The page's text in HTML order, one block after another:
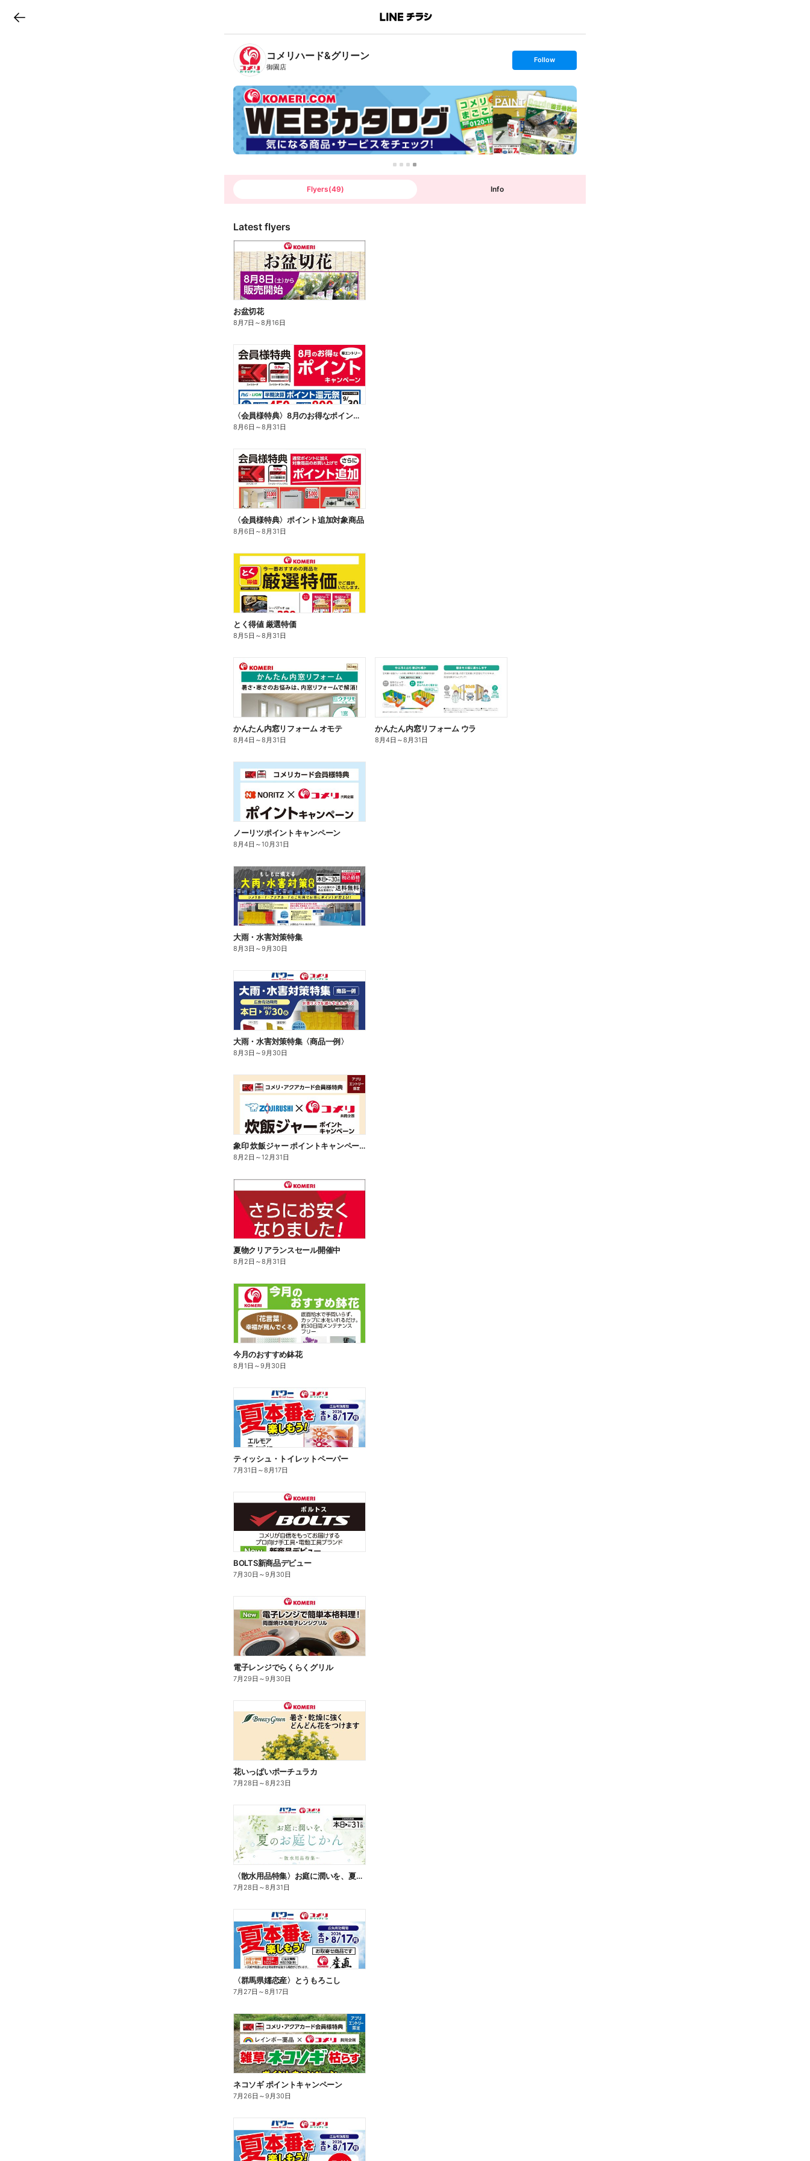
B
n
T
コメリハード&グリーン
御園店
s
t
o
l
l
o
w
Follow
Flyers(49) Info
Latest flyers
お盆切花
8月7日 ～8月16日
〈会員様特典〉8月のお得なポイントキャンペーン
8月6日 ～8月31日
〈会員様特典〉ポイント追加対象商品
8月6日 ～8月31日
とく得値 厳選特価
8月5日 ～8月31日
かんたん内窓リフォーム オモテ
8月4日 ～8月31日
かんたん内窓リフォーム ウラ
8月4日 ～8月31日
ノーリツポイントキャンペーン
8月4日 ～10月31日
大雨・水害対策特集
8月3日 ～9月30日
大雨・水害対策特集〈商品一例〉
8月3日 ～9月30日
象印 炊飯ジャー ポイントキャンペーン
8月2日 ～12月31日
夏物クリアランスセール開催中
8月2日 ～8月31日
今月のおすすめ鉢花
8月1日 ～9月30日
ティッシュ・トイレットペーパー
7月31日 ～8月17日
BOLTS新商品デビュー
7月30日 ～9月30日
電子レンジでらくらくグリル
7月29日 ～9月30日
花いっぱいポーチュラカ
7月28日 ～8月23日
〈散水用品特集〉お庭に潤いを、夏のお庭じかん
7月28日 ～8月31日
〈群馬県嬬恋産〉とうもろこし
7月27日 ～8月17日
ネコソギ ポイントキャンペーン
7月26日 ～9月30日